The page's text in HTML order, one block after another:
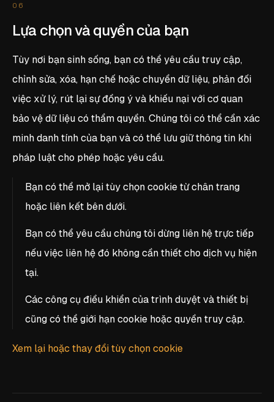
06
Lựa chọn và quyền của bạn
Tùy nơi bạn sinh sống, bạn có thể yêu cầu truy cập,
chỉnh sửa, xóa, hạn chế hoặc chuyển dữ liệu, phản đối
việc xử lý, rút lại sự đồng ý và khiếu nại với cơ quan
bảo vệ dữ liệu có thẩm quyền. Chúng tôi có thể cần xác
minh danh tính của bạn và có thể lưu giữ thông tin khi
pháp luật cho phép hoặc yêu cầu.
Bạn có thể mở lại tùy chọn cookie từ chân trang
hoặc liên kết bên dưới.
Bạn có thể yêu cầu chúng tôi dừng liên hệ trực tiếp
nếu việc liên hệ đó không cần thiết cho dịch vụ hiện
tại.
Các công cụ điều khiển của trình duyệt và thiết bị
cũng có thể giới hạn cookie hoặc quyền truy cập.
Xem lại hoặc thay đổi tùy chọn cookie